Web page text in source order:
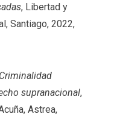
, Libertad y
Santiago, 2022,
Criminalidad
supranacional,
Astrea,